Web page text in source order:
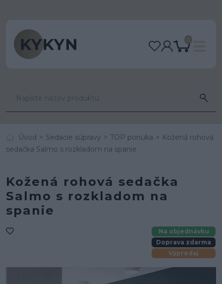
0
Úvod Sedacie súpravy TOP ponuka
Kožená rohová
sedačka Salmo s rozkladom na spanie
Kožená rohová sedačka
Salmo s rozkladom na
spanie
Na objednávku
Doprava zdarma
Výpredaj